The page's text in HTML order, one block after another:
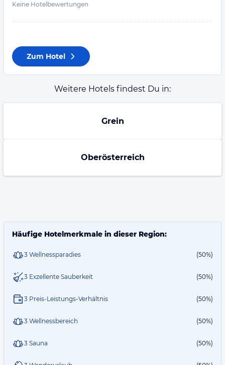
Keine Hotelbewertungen
Zum Hotel
Weitere Hotels findest Du in:
Grein
Oberösterreich
Häufige Hotelmerkmale in dieser Region:
3 Wellnessparadies (50%)
3 Exzellente Sauberkeit (50%)
3 Preis-Leistungs-Verhältnis (50%)
3 Wellnessbereich (50%)
3 Sauna (50%)